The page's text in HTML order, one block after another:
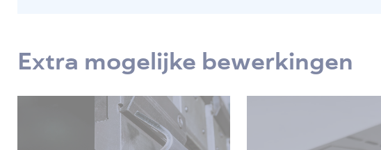
Extra mogelijke bewerkingen